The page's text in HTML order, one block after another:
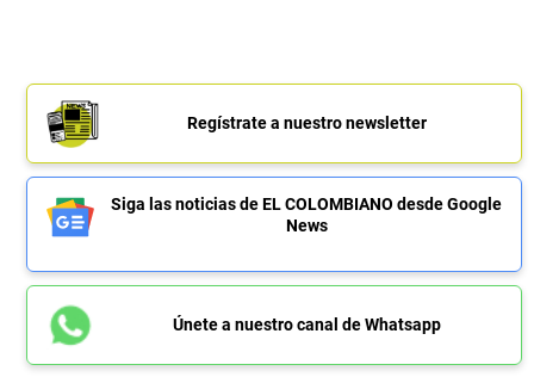
Regístrate a nuestro newsletter
Siga las noticias de EL COLOMBIANO desde Google
News
Únete a nuestro canal de Whatsapp